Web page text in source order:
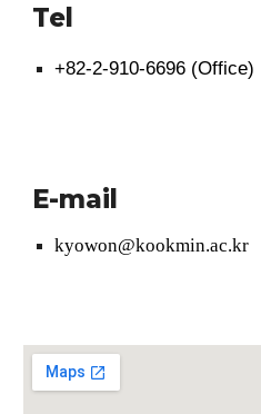
Tel
+82-2-910-6696 (Office)
E-mail
kyowon@kookmin.ac.kr